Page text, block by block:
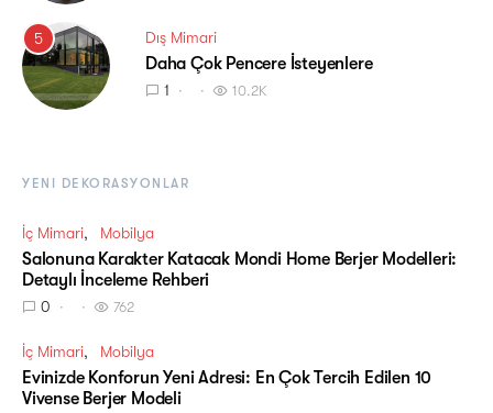
5 Dış Mimari
Daha Çok Pencere İsteyenlere
1 10.2K
YENI DEKORASYONLAR
İç Mimari Mobilya
Salonuna Karakter Katacak Mondi Home Berjer Modelleri:
Detaylı İnceleme Rehberi
0 762
İç Mimari Mobilya
Evinizde Konforun Yeni Adresi: En Çok Tercih Edilen 10
Vivense Berjer Modeli